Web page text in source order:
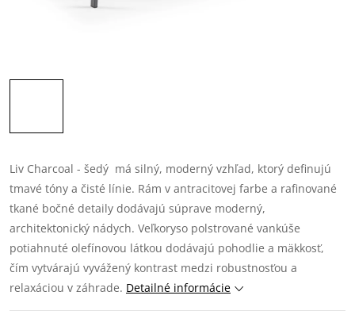
Liv Charcoal - šedý má silný, moderný vzhľad, ktorý definujú
tmavé tóny a čisté línie. Rám v antracitovej farbe a rafinované
tkané bočné detaily dodávajú súprave moderný,
architektonický nádych. Veľkoryso polstrované vankúše
potiahnuté olefínovou látkou dodávajú pohodlie a mäkkosť,
čím vytvárajú vyvážený kontrast medzi robustnosťou a
relaxáciou v záhrade. Detailné informácie